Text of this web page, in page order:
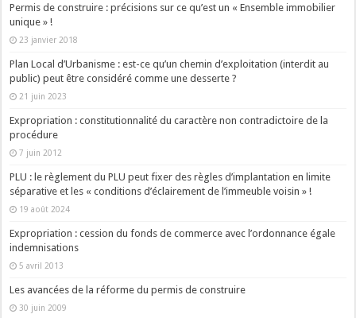
Permis de construire : précisions sur ce qu’est un « Ensemble immobilier
unique » !
23 janvier 2018
Plan Local d’Urbanisme : est-ce qu’un chemin d’exploitation (interdit au
public) peut être considéré comme une desserte ?
21 juin 2023
Expropriation : constitutionnalité du caractère non contradictoire de la
procédure
7 juin 2012
PLU : le règlement du PLU peut fixer des règles d’implantation en limite
séparative et les « conditions d’éclairement de l’immeuble voisin » !
19 août 2024
Expropriation : cession du fonds de commerce avec l’ordonnance égale
indemnisations
5 avril 2013
Les avancées de la réforme du permis de construire
30 juin 2009